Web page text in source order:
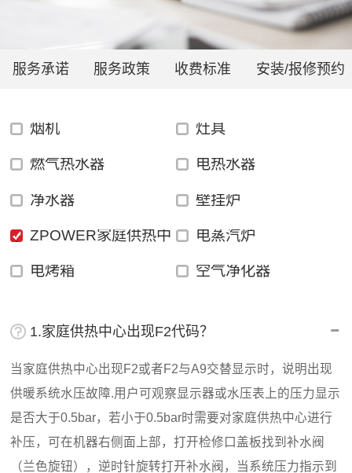
服务承诺 服务政策 收费标准 安装/报修预约
烟机 灶具
燃气热水器 电热水器
净水器 壁挂炉
ZPOWER家庭供热中
心
电蒸汽炉
电烤箱 空气净化器
1.家庭供热中心出现F2代码？
当家庭供热中心出现F2或者F2与A9交替显示时，说明出现
供暖系统水压故障.用户可观察显示器或水压表上的压力显示
是否大于0.5bar，若小于0.5bar时需要对家庭供热中心进行
补压，可在机器右侧面上部，打开检修口盖板找到补水阀
（兰色旋钮），逆时针旋转打开补水阀，当系统压力指示到